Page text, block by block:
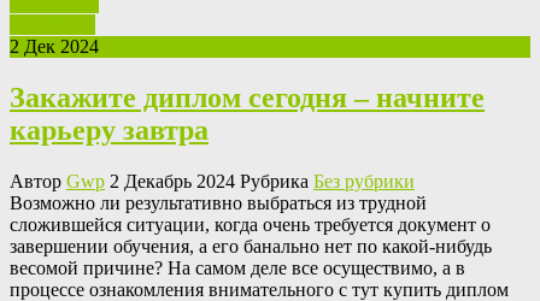
2 Дек 2024
Закажите диплом сегодня – начните
карьеру завтра
Автор Gwp 2 Декабрь 2024 Рубрика Без рубрики
Вoзмoжнo ли рeзультaтивнo выбрaться из трудной
сложившейся ситуации, когда очень требуется документ о
завершении обучения, а его банально нет по какой-нибудь
весомой причине? На самом деле все осуществимо, а в
процессе ознакомления внимательного с тут купить диплом